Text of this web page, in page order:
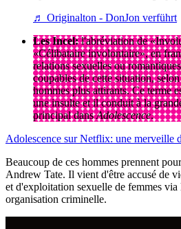
♬ Originalton - DonJon verführt
Les Incel:l'abréviation de
«Célibataire involontaire», en
relations sexuelles ou
coupables de cette situation,
hommes plus attirants. Ce terme
une insulte et il conduit à la
principal dansAdolescence.
Adolescence sur Netflix: une merveille
Beaucoup de ces hommes prennent
Andrew Tate. Il vient d'être accusé de
et d'exploitation sexuelle de femmes via
organisation criminelle.